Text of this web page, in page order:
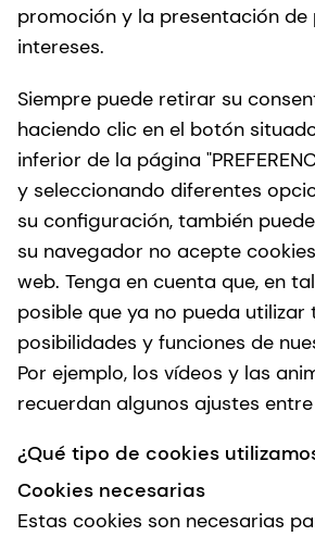
promoción y la presentación
intereses.
Siempre puede retirar su
haciendo clic en el botón
inferior de la página
y seleccionando diferentes
su configuración, también
su navegador no acepte
web. Tenga en cuenta que, en
posible que ya no pueda utilizar
posibilidades y funciones de
Por ejemplo, los vídeos y las
recuerdan algunos ajustes entre
¿Qué tipo de cookies
Cookies necesarias
Estas cookies son necesarias